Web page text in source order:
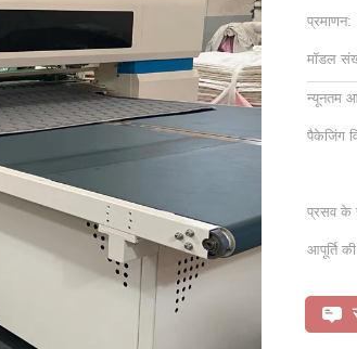
प्रमाणन:
मॉडल
न्यूनतम
पैकेजिंग
प्रसव के
आपूर्ति की